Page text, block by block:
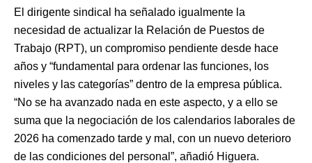
El dirigente sindical ha señalado igualmente la
necesidad de actualizar la Relación de Puestos de
Trabajo (RPT), un compromiso pendiente desde hace
años y “fundamental para ordenar las funciones, los
niveles y las categorías” dentro de la empresa pública.
“No se ha avanzado nada en este aspecto, y a ello se
suma que la negociación de los calendarios laborales de
2026 ha comenzado tarde y mal, con un nuevo deterioro
de las condiciones del personal”, añadió Higuera.